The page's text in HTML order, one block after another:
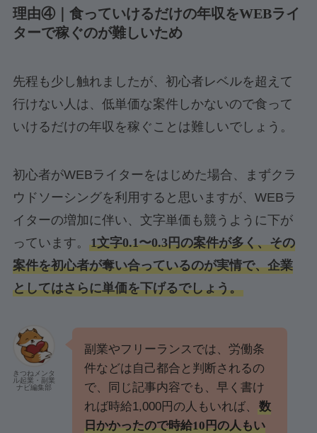
理由④｜食っていけるだけの年収をWEBライ
ターで稼ぐのが難しいため
先程も少し触れましたが、初心者レベルを超えて
行けない人は、低単価な案件しかないので食って
いけるだけの年収を稼ぐことは難しいでしょう。
初心者がWEBライターをはじめた場合、まずクラ
ウドソーシングを利用すると思いますが、WEBラ
イターの増加に伴い、文字単価も競うように下が
っています。 1文字0.1〜0.3円の案件が多く、その
案件を初心者が奪い合っているのが実情で、企業
としてはさらに単価を下げるでしょう。
きつねメンタ
ル起業・副業
ナビ編集部
副業やフリーランスでは、労働条
件などは自己都合と判断されるの
で、同じ記事内容でも、早く書け
れば時給1,000円の人もいれば、
数
日かかったので時給10円の人もい